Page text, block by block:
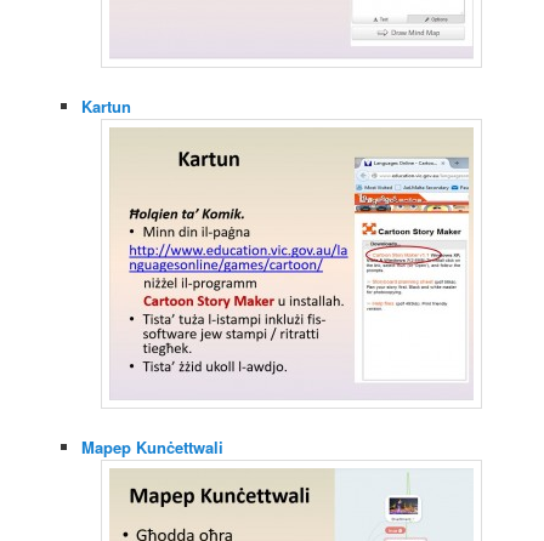
Kartun
Mapep Kunċettwali